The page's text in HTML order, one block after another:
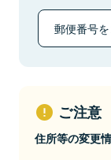
郵便番号
ご注意
住所等の変更